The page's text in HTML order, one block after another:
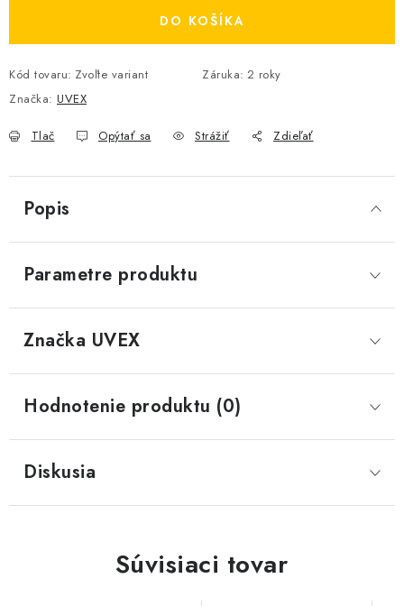
DO KOŠÍKA
Kód tovaru: Zvoľte variant Záruka: 2 roky
Značka: UVEX
Tlač Opýtať sa Strážiť Zdieľať
Popis
Parametre produktu
Značka UVEX
Hodnotenie produktu (0)
Diskusia
Súvisiaci tovar